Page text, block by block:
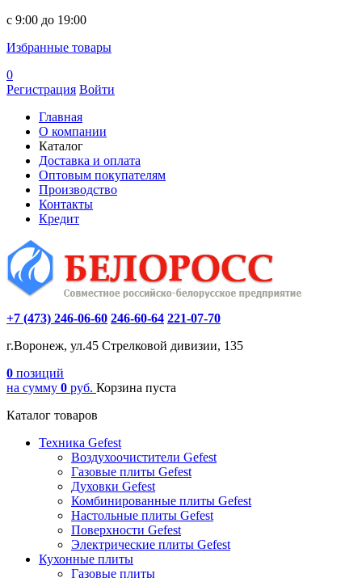
c 9:00 до 19:00
Избранные товары
0
Регистрация Войти
Главная
О компании
Каталог
Доставка и оплата
Оптовым покупателям
Производство
Контакты
Кредит
+7 (473) 246-06-60 246-60-64 221-07-70
г.Воронеж, ул.45 Стрелковой дивизии, 135
0 позиций
на сумму 0 руб. Корзина пуста
Каталог товаров
Техника Gefest
Воздухоочистители Gefest
Газовые плиты Gefest
Духовки Gefest
Комбинированные плиты Gefest
Настольные плиты Gefest
Поверхности Gefest
Электрические плиты Gefest
Кухонные плиты
Газовые плиты